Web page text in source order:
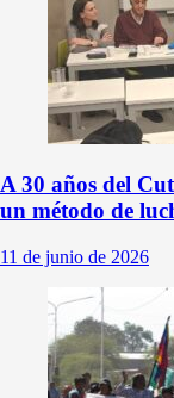
A 30 años del
un método de
11 de junio de 2026